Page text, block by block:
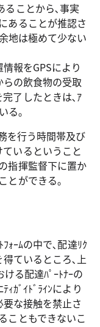
ることから､事実
あることが推認さ
地は極めて少ない
報をGPSにより
の飲食物の受取
了したときは､ｱ
る｡
を行う時間帯及び
いるということ
指揮監督下に置か
とができる｡
ｫｰﾑの中で､配達ﾘｸ
ているところ､上
る配達ﾊﾟｰﾄﾅｰの
ｨｶﾞｲﾄﾞﾗｲﾝにより
な接触を禁止さ
こともできないこ